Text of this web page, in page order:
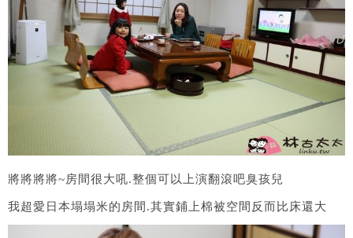
將將將將~房間很大吼.整個可以上演翻滾吧臭孩兒
我超愛日本塌塌米的房間.其實鋪上棉被空間反而比床還大